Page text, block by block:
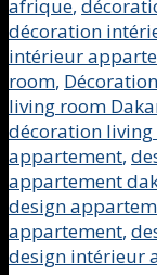
afrique,
décoration
intérieur
room,
living room
décoration living
appartement,
appartement
design
appartement,
design intérieur